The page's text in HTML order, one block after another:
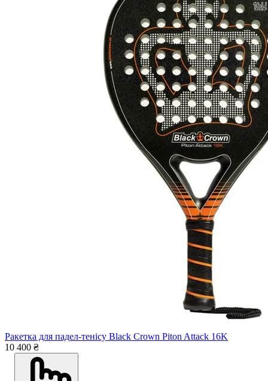
Ракетка для падел-тенісу Black Crown Piton Attack 16K
10 400 ₴